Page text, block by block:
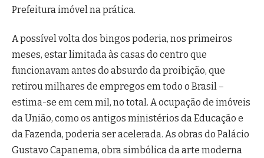
Prefeitura imóvel na prática.
A possível volta dos bingos poderia, nos primeiros
meses, estar limitada às casas do centro que
funcionavam antes do absurdo da proibição, que
retirou milhares de empregos em todo o Brasil –
estima-se em cem mil, no total. A ocupação de imóveis
da União, como os antigos ministérios da Educação e
da Fazenda, poderia ser acelerada. As obras do Palácio
Gustavo Capanema, obra simbólica da arte moderna